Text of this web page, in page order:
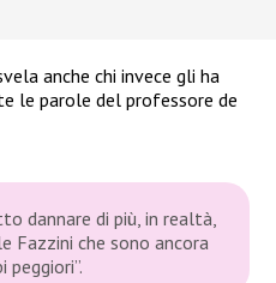
anche chi invece gli ha
le parole del professore de
dannare di più, in realtà,
Fazzini che sono ancora